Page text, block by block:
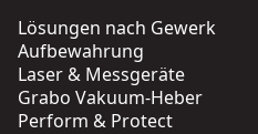
Lösungen nach Gewerk
Aufbewahrung
Laser & Messgeräte
Grabo Vakuum-Heber
Perform & Protect